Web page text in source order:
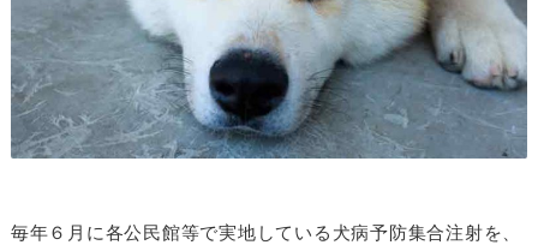
毎年６月に各公民館等で実地している犬病予防集合注射を、